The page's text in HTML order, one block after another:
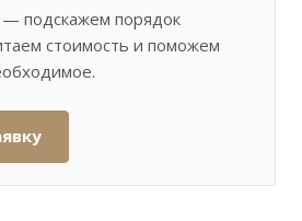
— подскажем порядок
стоимость и поможем